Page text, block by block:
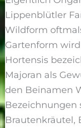
Lippenblütler
Wildform
Gartenform
Hortensis
Majoran als
den Beinamen
Bezeichnungen
Brautenkräutel,